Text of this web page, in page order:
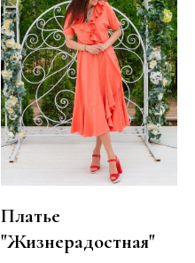
Платье
"Жизнерадостная"